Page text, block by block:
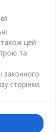
цей
та
законного
сторінки.